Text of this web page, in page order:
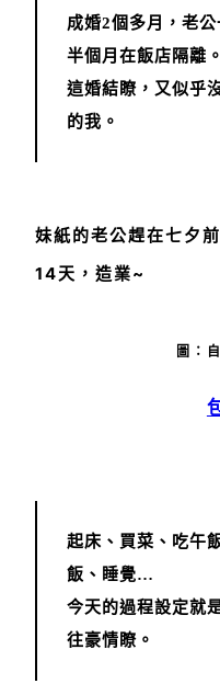
成婚2個多月，老
半個月在飯店隔離。
這婚結瞭，又似乎
的我。
妹紙的老公趕在七夕
14天，造業~
圖：
起床、買菜、吃午
飯、睡覺…
今天的過程設定就
往豪情瞭。